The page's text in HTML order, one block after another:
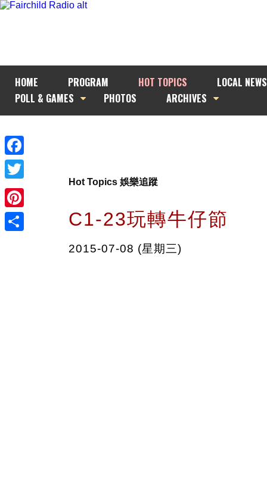
HOME PROGRAM HOT TOPICS
LOCAL NEWS
POLL & GAMES
PHOTOS ARCHIVES
Facebook
Twitter
Pinterest
Hot Topics 娛樂追蹤
C1-23玩轉牛仔節
2015-07-08 (星期三)